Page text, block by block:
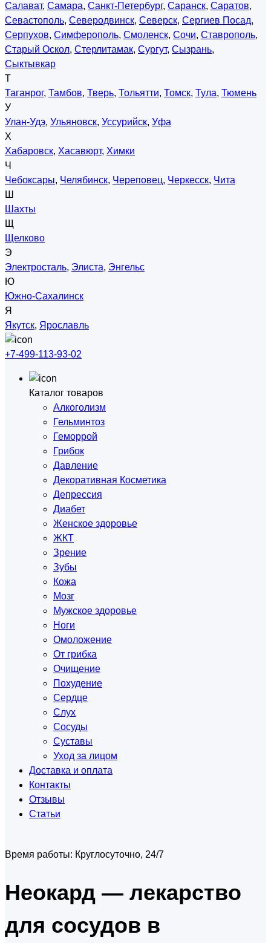
Салават, Самара, Санкт-Петербург, Саранск, Саратов,
Севастополь, Северодвинск, Северск, Сергиев Посад,
Серпухов, Симферополь, Смоленск, Сочи, Ставрополь,
Старый Оскол, Стерлитамак, Сургут, Сызрань,
Сыктывкар
Т
Таганрог, Тамбов, Тверь, Тольятти, Томск, Тула, Тюмень
У
Улан-Удэ, Ульяновск, Уссурийск, Уфа
Х
Хабаровск, Хасавюрт, Химки
Ч
Чебоксары, Челябинск, Череповец, Черкесск, Чита
Ш
Шахты
Щ
Щелково
Э
Электросталь, Элиста, Энгельс
Ю
Южно-Сахалинск
Я
Якутск, Ярославль
+7-499-113-93-02
Каталог товаров
Алкоголизм
Гельминтоз
Геморрой
Грибок
Давление
Декоративная Косметика
Депрессия
Диабет
Женское здоровье
ЖКТ
Зрение
Зубы
Кожа
Мозг
Мужское здоровье
Ноги
Омоложение
От грибка
Очищение
Похудение
Сердце
Слух
Сосуды
Суставы
Уход за лицом
Доставка и оплата
Контакты
Отзывы
Статьи
Время работы: Круглосуточно, 24/7
Неокард — лекарство
для сосудов в